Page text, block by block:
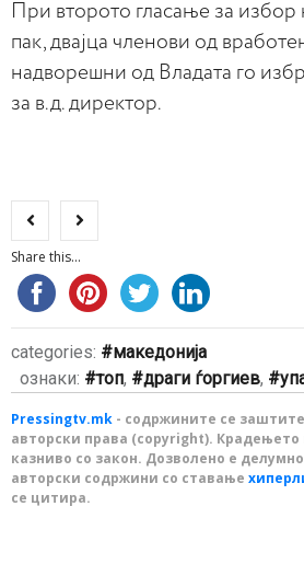
При второто гласање за избор
пак, двајца членови од
надворешни од Владата го
за в.д. директор.
Share this...
categories:
македонија
ознаки:
топ, драги ѓоргиев,
Pressingtv.mk - содржините се
авторски права (copyright). Крадењето
казниво со закон. Дозволено е
авторски содржини со ставање
се цитира.